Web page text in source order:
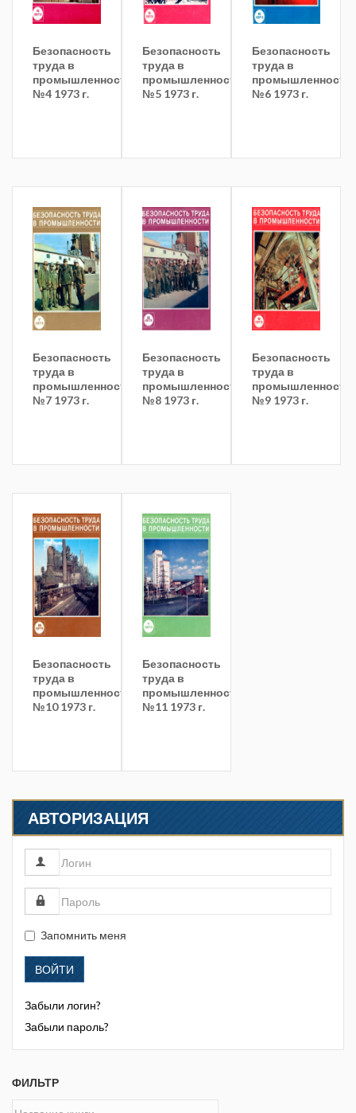
Безопасность
труда в
промышленности
№4 1973 г.
Безопасность
труда в
промышленности
№5 1973 г.
Безопасность
труда в
промышленности
№6 1973 г.
Безопасность
труда в
промышленности
№7 1973 г.
Безопасность
труда в
промышленности
№8 1973 г.
Безопасность
труда в
промышленности
№9 1973 г.
Безопасность
труда в
промышленности
№10 1973 г.
Безопасность
труда в
промышленности
№11 1973 г.
АВТОРИЗАЦИЯ
Запомнить меня
ВОЙТИ
Забыли логин?
Забыли пароль?
ФИЛЬТР